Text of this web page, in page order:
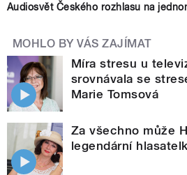
Audiosvět Českého rozhlasu na
MOHLO BY VÁS ZAJÍMAT
Míra stresu u
srovnávala se
Marie Tomsová
Za všechno může
legendární